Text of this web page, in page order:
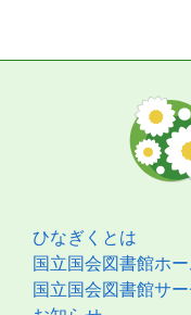
ひなぎくとは
国立国会図書館ホ
国立国会図書館サ